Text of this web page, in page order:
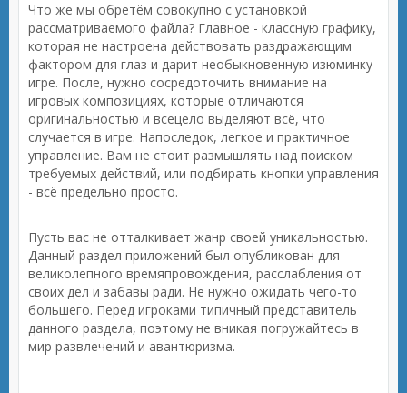
Что же мы обретём совокупно с установкой
рассматриваемого файла? Главное - классную графику,
которая не настроена действовать раздражающим
фактором для глаз и дарит необыкновенную изюминку
игре. После, нужно сосредоточить внимание на
игровых композициях, которые отличаются
оригинальностью и всецело выделяют всё, что
случается в игре. Напоследок, легкое и практичное
управление. Вам не стоит размышлять над поиском
требуемых действий, или подбирать кнопки управления
- всё предельно просто.
Пусть вас не отталкивает жанр своей уникальностью.
Данный раздел приложений был опубликован для
великолепного времяпровождения, расслабления от
своих дел и забавы ради. Не нужно ожидать чего-то
большего. Перед игроками типичный представитель
данного раздела, поэтому не вникая погружайтесь в
мир развлечений и авантюризма.